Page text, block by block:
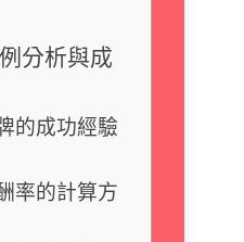
分析與成
的成功經驗
率的計算方